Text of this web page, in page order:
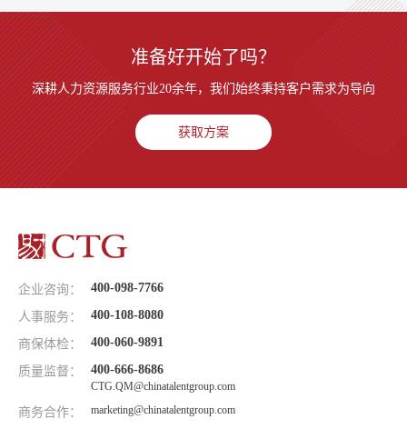
准备好开始了吗？
深耕人力资源服务行业20余年，我们始终秉持客户需求为导向
获取方案
企业咨询： 400-098-7766
人事服务： 400-108-8080
商保体检： 400-060-9891
质量监督： 400-666-8686
CTG.QM@chinatalentgroup.com
商务合作： marketing@chinatalentgroup.com